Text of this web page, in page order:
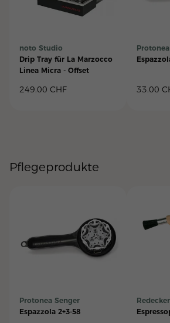
noto Studio
Drip Tray für La Marzocco
Linea Micra - Offset
249.00 CHF 33.00
Pflegeprodukte
Protonea Senger
Espazzola 2+3-58
Redecker